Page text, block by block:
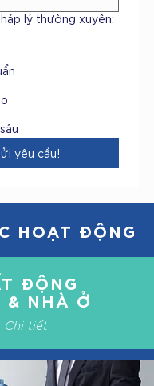
lý thường xuyên:
yêu cầu!
HOẠT ĐỘNG
ĐỘNG
& NHÀ Ở
Chi tiết